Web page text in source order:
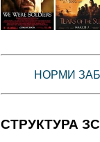
НОРМИ
СТРУКТУРА